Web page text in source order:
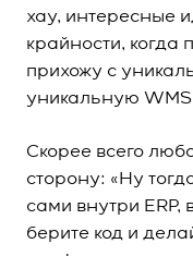
хау, интересные
крайности, когда
прихожу с
уникальную
Скорее всего
сторону: «Ну
сами внутри ERP,
берите код и